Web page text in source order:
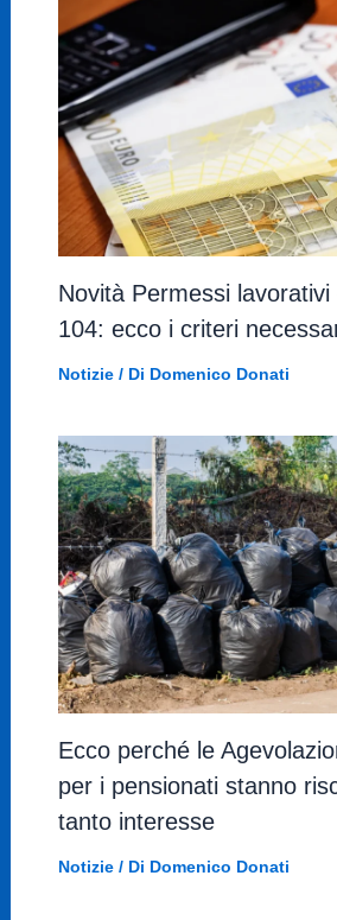
Novità Permessi
104: ecco i criteri
Notizie/ Di Domenico Donati
Ecco perché le
per i pensionati stanno
tanto interesse
Notizie/ Di Domenico Donati